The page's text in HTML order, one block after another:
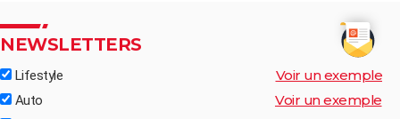
NEWSLETTERS
Lifestyle Voir un exemple
Auto Voir un exemple